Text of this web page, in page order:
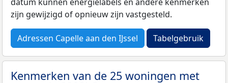
zijn gewijzigd of opnieuw zijn vastgesteld.
Adressen Capelle aan den IJssel Tabelgebruik
Kenmerken van de 25 woningen met